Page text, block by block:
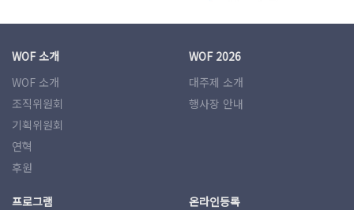
WOF 소개
WOF 소개
조직위원회
기획위원회
연혁
후원
WOF 2026
대주제 소개
행사장 안내
프로그램
온라인등록